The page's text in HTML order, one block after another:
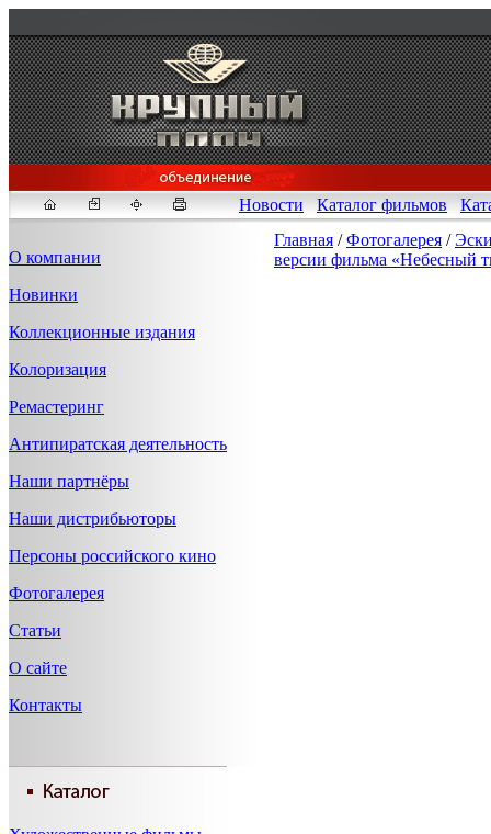
Новости Каталог фильмов
О компании
Новинки
Коллекционные издания
Колоризация
Ремастеринг
Антипиратская деятельность
Наши партнёры
Наши дистрибьюторы
Персоны российского кино
Фотогалерея
Статьи
О сайте
Контакты
Главная /Фотогалерея /
версии фильма «Небесный